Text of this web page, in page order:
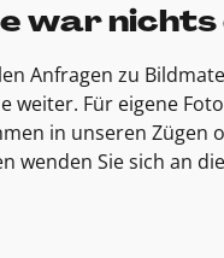
war nichts
Anfragen zu
weiter. Für eigene
in unseren Zügen
wenden Sie sich an